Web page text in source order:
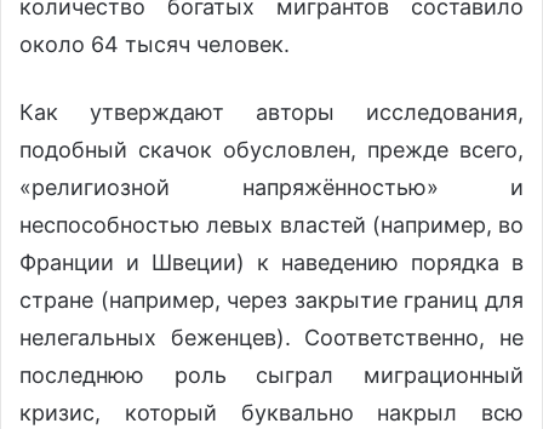
количество богатых мигрантов составило
около 64 тысяч человек.
Как утверждают авторы исследования,
подобный скачок обусловлен, прежде всего,
«религиозной напряжённостью» и
неспособностью левых властей (например, во
Франции и Швеции) к наведению порядка в
стране (например, через закрытие границ для
нелегальных беженцев). Соответственно, не
последнюю роль сыграл миграционный
кризис, который буквально накрыл всю